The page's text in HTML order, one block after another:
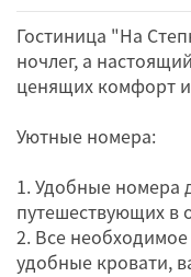
Гостиница "На
ночлег, а
ценящих комфорт
Уютные номера:
1. Удобные номера
путешествующих в
2. Все
удобные кровати,